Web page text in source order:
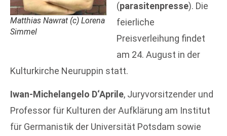
Matthias Nawrat (c) Lorena
Simmel
(parasitenpresse). Die
feierliche
Preisverleihung findet
am 24. August in der
Kulturkirche Neuruppin statt.
Iwan-Michelangelo D‘Aprile, Juryvorsitzender und
Professor für Kulturen der Aufklärung am Institut
für Germanistik der Universität Potsdam sowie